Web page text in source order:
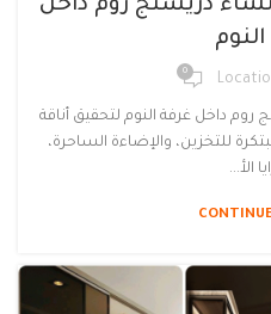
دريسنج روم داخل
0
داخل غرفة النوم لتحقيق أناقة
للتخزين، والإضاءة الساحرة،
الأ...